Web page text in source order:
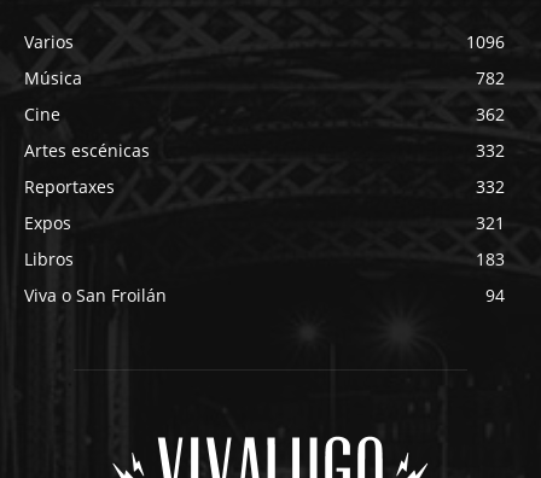
Varios
1096
Música
782
Cine
362
Artes escénicas
332
Reportaxes
332
Expos
321
Libros
183
Viva o San Froilán
94